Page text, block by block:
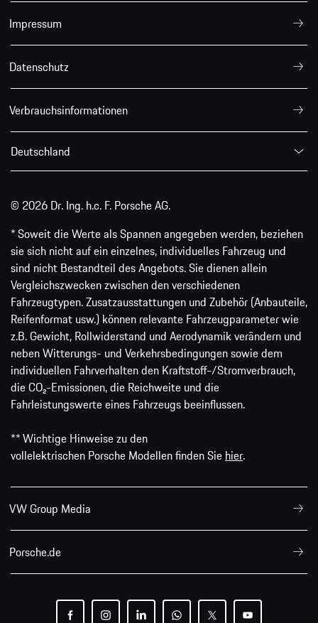
Impressum
Datenschutz
Verbrauchsinformationen
Deutschland
© 2026 Dr. Ing. h.c. F. Porsche AG.
* Soweit die Werte als Spannen angegeben werden, beziehen
sie sich nicht auf ein einzelnes, individuelles Fahrzeug und
sind nicht Bestandteil des Angebots. Sie dienen allein
Vergleichszwecken zwischen den verschiedenen
Fahrzeugtypen. Zusatzausstattungen und Zubehör (Anbauteile,
Reifenformat usw.) können relevante Fahrzeugparameter wie
z.B. Gewicht, Rollwiderstand und Aerodynamik verändern und
neben Witterungs- und Verkehrsbedingungen sowie dem
individuellen Fahrverhalten den Kraftstoff-/Stromverbrauch,
die CO₂-Emissionen, die Reichweite und die
Fahrleistungswerte eines Fahrzeugs beeinflussen.
** Wichtige Hinweise zu den
vollelektrischen Porsche Modellen finden Sie hier.
VW Group Media
Porsche.de